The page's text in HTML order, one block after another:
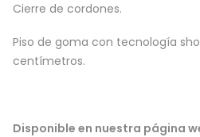
Cierre de cordones.
Piso de goma con tecnología
centímetros.
Disponible en nuestra página